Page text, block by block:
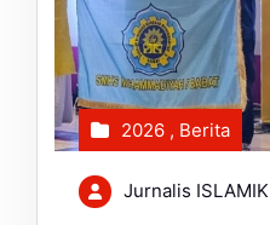
2026 , Berita
Jurnalis ISLAMIK